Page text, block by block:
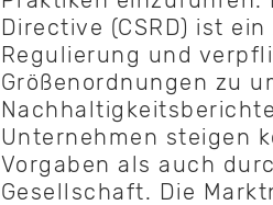
Directive (CSRD) ist
Regulierung und
Größenordnungen zu
Unternehmen steigen
Vorgaben als auch
Gesellschaft. Die